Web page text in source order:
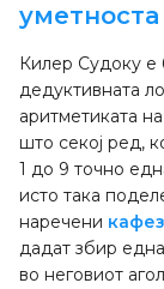
Килер Судоку е
дедуктивната
аритметиката
што секој ред,
1 до 9 точно
исто така
наречени
дадат збир
во неговиот